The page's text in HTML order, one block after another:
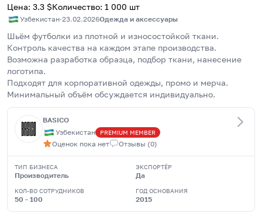
Цена: 3.3 $Количество: 1 000 шт
Узбекистан·23.02.2026Одежда и аксессуары
Шьём футболки из плотной и износостойкой ткани.
Контроль качества на каждом этапе производства.
Возможна разработка образца, подбор ткани, нанесение
логотипа.
Подходят для корпоративной одежды, промо и мерча.
Минимальный объём обсуждается индивидуально.
BASICO
Узбекистан
PREMIUM MEMBER
Оценок пока нет Отзывы (0)
ТИП БИЗНЕСА
Производитель
ЭКСПОРТЁР
Да
КОЛ-ВО СОТРУДНИКОВ
50 - 100
ГОД ОСНОВАНИЯ
2015